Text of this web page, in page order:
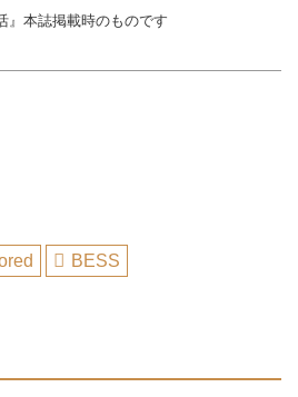
本誌掲載時のものです
BESS